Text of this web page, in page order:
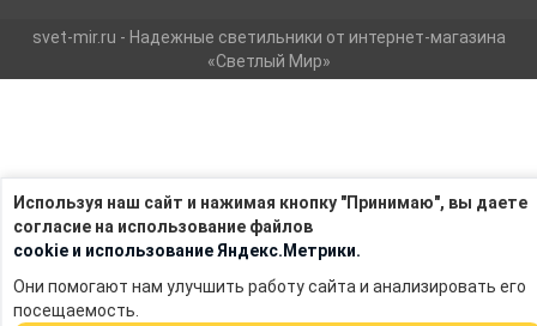
svet-mir.ru - Надежные светильники от интернет-магазина
«Светлый Мир»
Используя наш сайт и нажимая кнопку "Принимаю", вы даете
согласие на использование файлов
cookie и использование Яндекс.Метрики.
Они помогают нам улучшить работу сайта и анализировать его
посещаемость.